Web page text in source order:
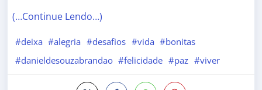
(…Continue Lendo…)
#deixa #alegria #desafios #vida #bonitas
#danieldesouzabrandao #felicidade #paz #viver